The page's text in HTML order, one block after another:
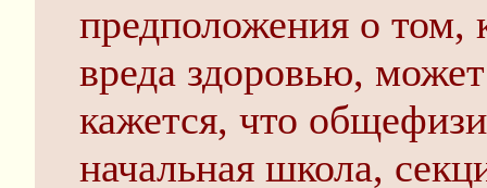
предположения о том,
вреда здоровью,
кажется, что
начальная школа,